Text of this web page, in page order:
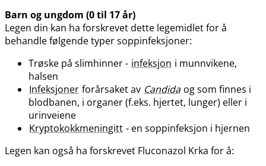
Barn og ungdom (0 til 17 år)
Legen din kan ha forskrevet dette legemidlet for å
behandle følgende typer soppinfeksjoner:
Trøske på slimhinner - infeksjon i munnvikene,
halsen
Infeksjoner forårsaket av Candida og som finnes i
blodbanen, i organer (f.eks. hjertet, lunger) eller i
urinveiene
Kryptokokkmeningitt - en soppinfeksjon i hjernen
Legen kan også ha forskrevet Fluconazol Krka for å: